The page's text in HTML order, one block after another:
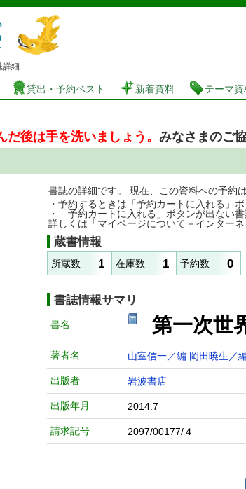
図書館 蔵書検索・予約システム
詳細
貸出・予約ベスト 新着資料 テーマ資
だ後は手を洗いましょう。 みなさまのご
書誌の詳細です。 現在、この資料への予約は
・予約するときは「予約カートに入れる」
・「予約カートに入れる」ボタンが出ない
詳しくは「マイページについて－インター
蔵書情報
所蔵数 1 在庫数 1 予約数 0
書誌情報サマリ
書名 第一次
著者名 山室信一／編 岡田暁生／
出版者 岩波書店
出版年月 2014.7
請求記号 2097/00177/４